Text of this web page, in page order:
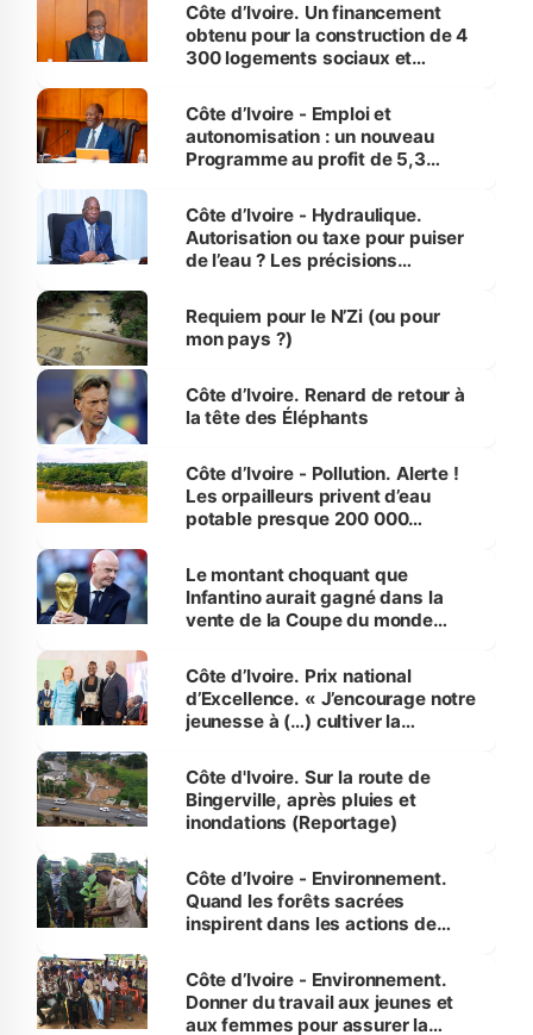
Côte d’Ivoire. Un financement
obtenu pour la construction de 4
300 logements sociaux et
et Yamoussoukro
Côte d’Ivoire - Emploi et
autonomisation : un nouveau
Programme au profit de 5,3
Côte d’Ivoire - Hydraulique.
Autorisation ou taxe pour puiser
de l’eau ? Les précisions
Requiem pour le N’Zi (ou pour
mon pays ?)
Côte d’Ivoire. Renard de retour à
la tête des Éléphants
Côte d’Ivoire - Pollution. Alerte !
Les orpailleurs privent d’eau
potable presque 200 000
Le montant choquant que
Infantino aurait gagné dans la
vente de la Coupe du monde
Côte d’Ivoire. Prix national
d’Excellence. « J’encourage notre
jeunesse à (…) cultiver la
(Alassane Ouattara
Côte d'Ivoire. Sur la route de
Bingerville, après pluies et
inondations (Reportage)
Côte d’Ivoire - Environnement.
Quand les forêts sacrées
inspirent dans les actions de
Côte d’Ivoire - Environnement.
Donner du travail aux jeunes et
aux femmes pour assurer la